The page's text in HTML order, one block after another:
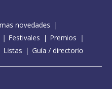
novedades
Festivales
Premios
Listas Guía / directorio